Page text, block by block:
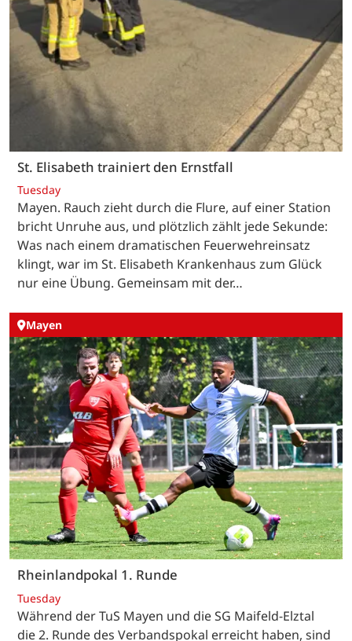
St. Elisabeth trainiert den Ernstfall
Tuesday
Mayen. Rauch zieht durch die Flure, auf einer Station
bricht Unruhe aus, und plötzlich zählt jede Sekunde:
Was nach einem dramatischen Feuerwehreinsatz
klingt, war im St. Elisabeth Krankenhaus zum Glück
nur eine Übung. Gemeinsam mit der…
Mayen
Rheinlandpokal 1. Runde
Tuesday
Während der TuS Mayen und die SG Maifeld-Elztal
die 2. Runde des Verbandspokal erreicht haben, sind